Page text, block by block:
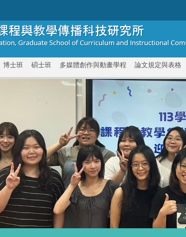
博士班 碩士班 多媒體創作與動畫學程 論文規定與表格